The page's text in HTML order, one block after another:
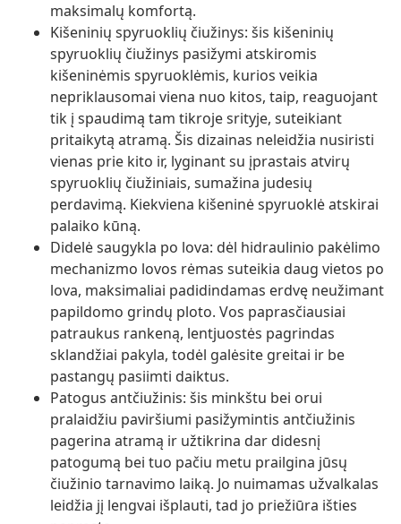
maksimalų komfortą.
Kišeninių spyruoklių čiužinys: šis kišeninių
spyruoklių čiužinys pasižymi atskiromis
kišeninėmis spyruoklėmis, kurios veikia
nepriklausomai viena nuo kitos, taip, reaguojant
tik į spaudimą tam tikroje srityje, suteikiant
pritaikytą atramą. Šis dizainas neleidžia nusiristi
vienas prie kito ir, lyginant su įprastais atvirų
spyruoklių čiužiniais, sumažina judesių
perdavimą. Kiekviena kišeninė spyruoklė atskirai
palaiko kūną.
Didelė saugykla po lova: dėl hidraulinio pakėlimo
mechanizmo lovos rėmas suteikia daug vietos po
lova, maksimaliai padidindamas erdvę neužimant
papildomo grindų ploto. Vos paprasčiausiai
patraukus rankeną, lentjuostės pagrindas
sklandžiai pakyla, todėl galėsite greitai ir be
pastangų pasiimti daiktus.
Patogus antčiužinis: šis minkštu bei orui
pralaidžiu paviršiumi pasižymintis antčiužinis
pagerina atramą ir užtikrina dar didesnį
patogumą bei tuo pačiu metu prailgina jūsų
čiužinio tarnavimo laiką. Jo nuimamas užvalkalas
leidžia jį lengvai išplauti, tad jo priežiūra išties